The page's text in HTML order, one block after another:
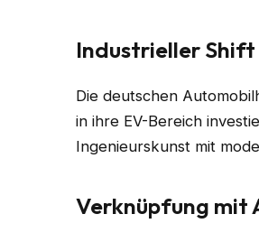
Industrieller Shift
Die deutschen
in ihre EV-Bereich
Ingenieurskunst mit
Verknüpfung mit